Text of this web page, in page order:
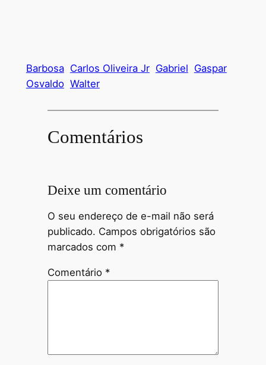
Barbosa Carlos Oliveira Jr Gabriel Gaspar
Osvaldo Walter
Comentários
Deixe um comentário
O seu endereço de e-mail não será
publicado. Campos obrigatórios são
marcados com *
Comentário *